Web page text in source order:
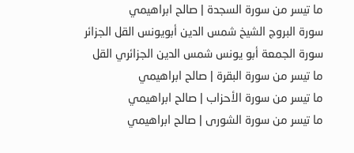
ما تيسر من سورة السجدة | صالح ابراهيمي
سورة البروج الشيخ شمس الدين أبويونس القل الجزائر
سورة الجمعة أبو يونس شمس الدين الجزائري القل
ما تيسر من سورة البقرة | صالح ابراهيمي
ما تيسر من سورة الأحزاب | صالح ابراهيمي
ما تيسر من سورة الشورى | صالح ابراهيمي